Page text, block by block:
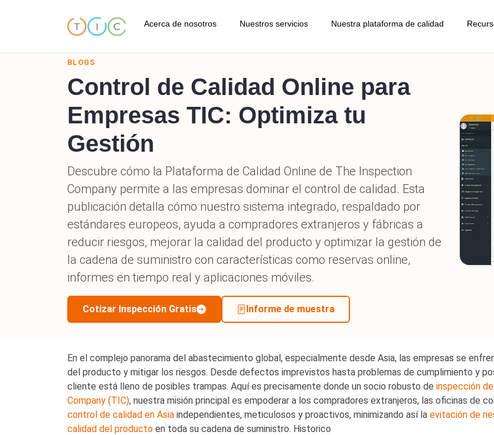
Acerca de nosotros
Nuestro estándares de calidad
Términos y condiciones
Nuestros servicios
Inspección pre-producción
Inspección durante la producción
Inspección de carga de contenedores
Servicio de Amazon FBA
Inspección de daños post-embarque
Servicios de clasificación y retrabajo
de productos
Auditoría social
Encuesta de
Nuestra plataforma de calidad
Gestión de pedidos
Gestión de proveedores
Informe de inspección online
Aprobar / Rechazar envío
Indicador clave de rendimiento (KPI)
BLOGS
Control de Calidad Online para
Empresas TIC: Optimiza tu
Gestión
Descubre cómo la Plataforma de Calidad Online de The Inspection
Company permite a las empresas dominar el control de calidad. Esta
publicación detalla cómo nuestro sistema integrado, respaldado por
estándares europeos, ayuda a compradores extranjeros y fábricas a
reducir riesgos, mejorar la calidad del producto y optimizar la gestión de
la cadena de suministro con características como reservas online,
informes en tiempo real y aplicaciones móviles.
Cotizar Inspección Gratis Informe de muestra
En el complejo panorama del abastecimiento global, especialmente desde Asia, las empresas se
del producto y mitigar los riesgos. Desde defectos imprevistos hasta problemas de cumplimiento y
cliente está lleno de posibles trampas. Aquí es precisamente donde un socio robusto de inspección
Company (TIC), nuestra misión principal es empoderar a los compradores extranjeros, las oficinas de
control de calidad en Asia independientes, meticulosos y proactivos, minimizando así la evitación de
calidad del producto en toda su cadena de suministro. Historico